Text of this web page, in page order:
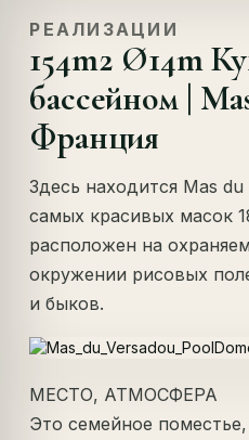
РЕАЛИЗАЦИИ
154m2 Ø14m
бассейном |
Франция
Здесь находится Mas
самых красивых масок
расположен на
окружении рисовых
и быков.
МЕСТО, АТМОСФЕРА
Это семейное